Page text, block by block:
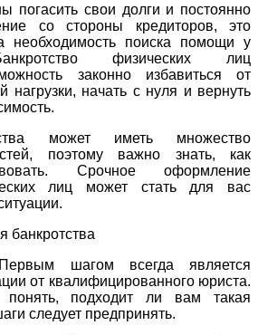
погасить свои долги и постоянно
со стороны кредиторов, это
необходимость поиска помощи у
физических лиц
законно избавиться от
нагрузки, начать с нуля и вернуть
может иметь множество
поэтому важно знать, как
Срочное оформление
лиц может стать для вас
банкротства
шагом всегда является
от квалифицированного юриста.
подходит ли вам такая
следует предпринять.